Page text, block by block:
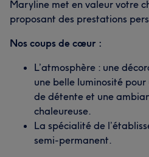
Maryline met en valeur votre
proposant des prestations
Nos coups de cœur :
L’atmosphère : une
une belle luminosité
de détente et une
chaleureuse.
La spécialité de
semi-permanent.